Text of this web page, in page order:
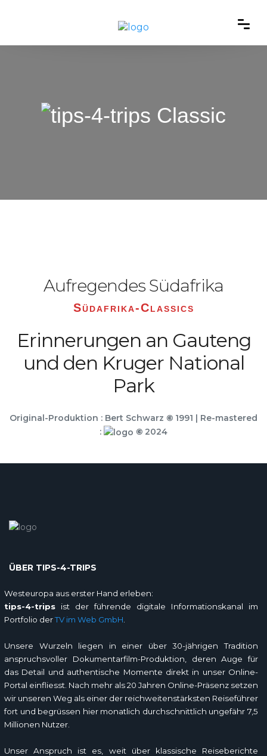
Aufregendes Südafrika
Südafrika-Classics
Erinnerungen an Gauteng
und den Kruger National
Park
Original-Produktion : Bert Schwarz © 1991 | Re-mastered
:
© 2024
ÜBER TIPS-4-TRIPS
Westeuropa aus erster Hand erleben:
tips-4-trips ist der führende digitale Informationskanal im
Portfolio derTV im Web GmbH
Unsere Wurzeln liegen in einer über 30-jährigen Tradition
anspruchsvoller Dokumentarfilm-Produktion, deren Auge für
das Detail und authentische Momente direkt in unser Online-
Portal einfliesst. Nach mehr als 20 Jahren Online-Präsenz setzen
wir unseren Weg als einer der reichweitenstärksten Reiseführer
fort und begrüssen hier monatlich durchschnittlich ungefähr 7,5
Millionen Nutzer.
Unser Anspruch ist es, weit über klassische Reiseberichte